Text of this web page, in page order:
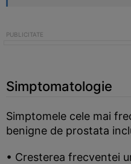
Simptomatologie
Simptomele cele mai
benigne de prostata
• Cresterea frecventei